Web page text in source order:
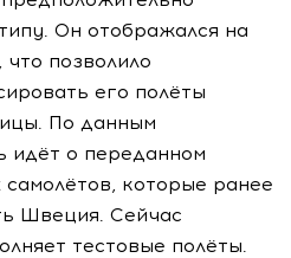
Он отображался на
позволило
его полёты
По данным
идёт о переданном
которые ранее
Швеция. Сейчас
тестовые полёты.